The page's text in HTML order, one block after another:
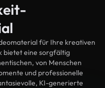
für Ihre kreativen
bietet eine sorgfältig
von Menschen
und professionelle
KI-generierte